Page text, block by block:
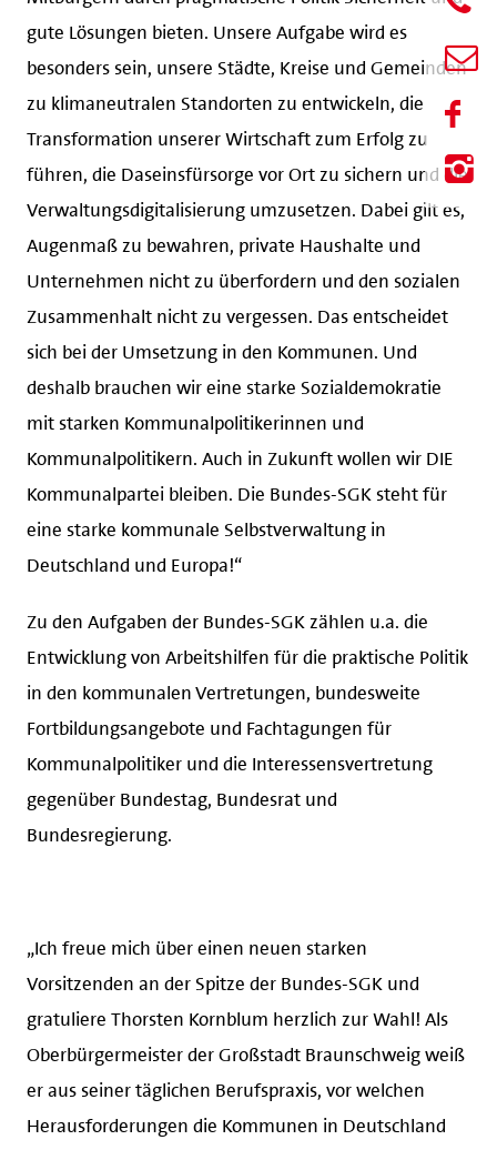
gute Lösungen bieten. Unsere Aufgabe wird es
besonders sein, unsere Städte, Kreise und Gemeinden
zu klimaneutralen Standorten zu entwickeln, die
Transformation unserer Wirtschaft zum Erfolg zu
führen, die Daseinsfürsorge vor Ort zu sichern und die
Verwaltungsdigitalisierung umzusetzen. Dabei gilt es,
Augenmaß zu bewahren, private Haushalte und
Unternehmen nicht zu überfordern und den sozialen
Zusammenhalt nicht zu vergessen. Das entscheidet
sich bei der Umsetzung in den Kommunen. Und
deshalb brauchen wir eine starke Sozialdemokratie
mit starken Kommunalpolitikerinnen und
Kommunalpolitikern. Auch in Zukunft wollen wir DIE
Kommunalpartei bleiben. Die Bundes-SGK steht für
eine starke kommunale Selbstverwaltung in
Deutschland und Europa!“
Zu den Aufgaben der Bundes-SGK zählen u.a. die
Entwicklung von Arbeitshilfen für die praktische Politik
in den kommunalen Vertretungen, bundesweite
Fortbildungsangebote und Fachtagungen für
Kommunalpolitiker und die Interessensvertretung
gegenüber Bundestag, Bundesrat und
Bundesregierung.
„Ich freue mich über einen neuen starken
Vorsitzenden an der Spitze der Bundes-SGK und
gratuliere Thorsten Kornblum herzlich zur Wahl! Als
Oberbürgermeister der Großstadt Braunschweig weiß
er aus seiner täglichen Berufspraxis, vor welchen
Herausforderungen die Kommunen in Deutschland